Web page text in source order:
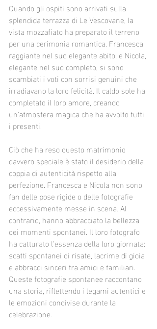
Quando gli ospiti sono arrivati ​​sulla
splendida terrazza di Le Vescovane, la
vista mozzafiato ha preparato il terreno
per una cerimonia romantica. Francesca,
raggiante nel suo elegante abito, e Nicola,
elegante nel suo completo, si sono
scambiati i voti con sorrisi genuini che
irradiavano la loro felicità. Il caldo sole ha
completato il loro amore, creando
un'atmosfera magica che ha avvolto tutti
i presenti.
Ciò che ha reso questo matrimonio
davvero speciale è stato il desiderio della
coppia di autenticità rispetto alla
perfezione. Francesca e Nicola non sono
fan delle pose rigide o delle fotografie
eccessivamente messe in scena. Al
contrario, hanno abbracciato la bellezza
dei momenti spontanei. Il loro fotografo
ha catturato l'essenza della loro giornata:
scatti spontanei di risate, lacrime di gioia
e abbracci sinceri tra amici e familiari.
Queste fotografie spontanee raccontano
una storia, riflettendo i legami autentici e
le emozioni condivise durante la
celebrazione.